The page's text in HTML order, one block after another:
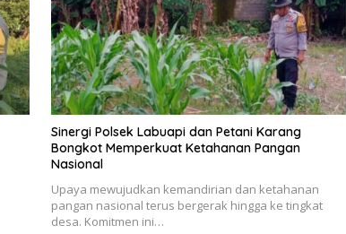
Sinergi Polsek Labuapi dan Petani Karang
Bongkot Memperkuat Ketahanan Pangan
Nasional
Upaya mewujudkan kemandirian dan ketahanan
pangan nasional terus bergerak hingga ke tingkat
desa. Komitmen ini…